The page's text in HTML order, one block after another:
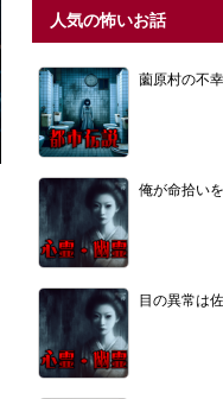
人気の怖いお話
薗原村の不
俺が命拾い
目の異常は